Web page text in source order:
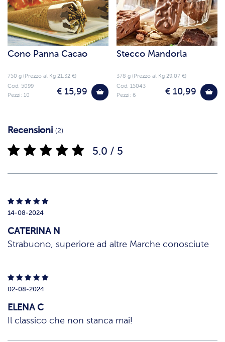
Cono Panna Cacao
750 g (Prezzo al Kg 21.32 €)
€ 15,99
Cod. 5099
Pezzi: 10
Stecco Mandorla
378 g (Prezzo al Kg 29.07 €)
€ 10,99
Cod. 15043
Pezzi: 6
Recensioni (2)
5.0 / 5
14-08-2024
CATERINA N
Strabuono, superiore ad altre Marche conosciute
02-08-2024
ELENA C
Il classico che non stanca mai!